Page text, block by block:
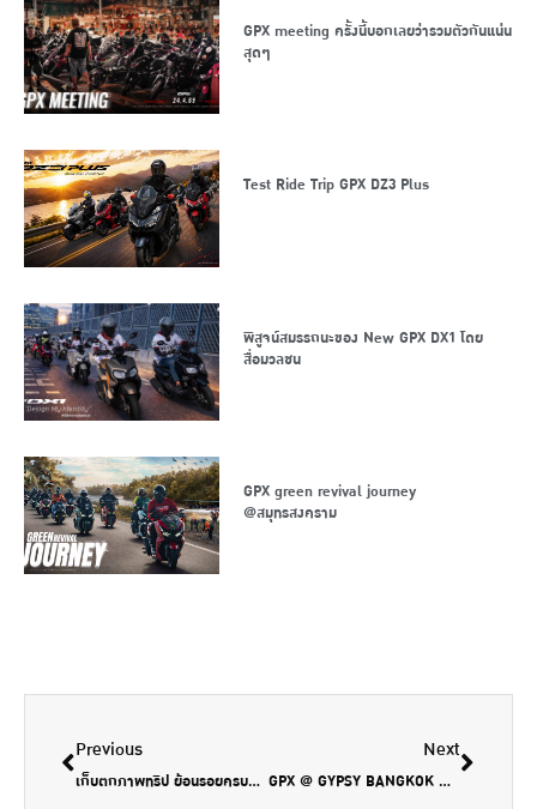
GPX meeting ครั้งนี้บอกเลยว่ารวมตัวกันแน่น
สุดๆ
Test Ride Trip GPX DZ3 Plus
พิสูจน์สมรรถนะของ New GPX DX1 โดย
สื่อมวลชน
GPX green revival journey
@สมุทรสงคราม
Previous
เก็บตกภาพทริป ย้อนรอยครบปี GENTLEMAN 200
Next
GPX @ GYPSY BANGKOK ณ ช่างชุ่ย